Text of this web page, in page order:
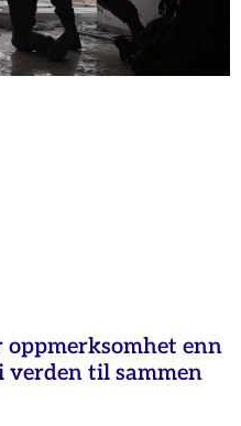
oppmerksomhet enn
verden til sammen